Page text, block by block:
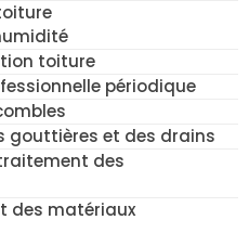
toiture
périodique
gouttières et des drains
des
des matériaux